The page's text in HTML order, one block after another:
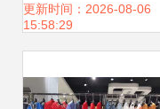
箱包鞋类，赋能工
更新时间：2026-08-06
15:58:29